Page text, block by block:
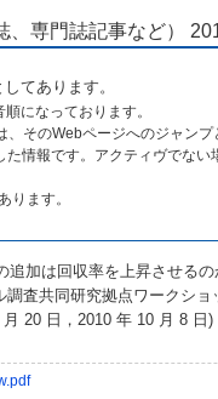
、専門誌記事など）
てあります。
になっております。
そのWebページへのジャンプ
情報です。アクティヴでない
ります。
追加は回収率を上昇させる
査共同研究拠点ワークショ
20 日，2010 年 10 月 8 日